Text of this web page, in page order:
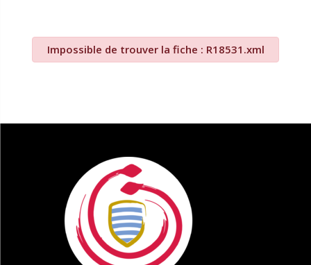
Impossible de trouver la fiche : R18531.xml